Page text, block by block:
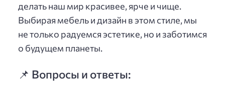
делать наш мир красивее, ярче и чище.
Выбирая мебель и дизайн в этом стиле, мы
не только радуемся эстетике, но и заботимся
о будущем планеты.
📌 Вопросы и ответы: